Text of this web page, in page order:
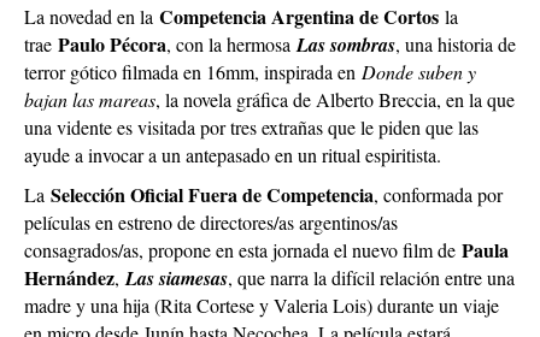
La novedad en la Competencia Argentina de Cortos la
trae Paulo Pécora, con la hermosa Las sombras, una historia de
terror gótico filmada en 16mm, inspirada en Donde suben y
bajan las mareas, la novela gráfica de Alberto Breccia, en la que
una vidente es visitada por tres extrañas que le piden que las
ayude a invocar a un antepasado en un ritual espiritista.
La Selección Oficial Fuera de Competencia, conformada por
películas en estreno de directores/as argentinos/as
consagrados/as, propone en esta jornada el nuevo film de Paula
Hernández, Las siamesas, que narra la difícil relación entre una
madre y una hija (Rita Cortese y Valeria Lois) durante un viaje